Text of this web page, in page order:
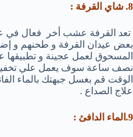
8. شاي القرفة :
تعد القرفة عشب أخر فعال في
بعض عيدان القرفة و طحنهم و
المسحوق لعمل عجينة و تطبيقها
نصف ساعة سوف يعمل علي
الوقت قم بغسل جبهتك بالماء
علاج الصداع .
9.الماء الدافئ :